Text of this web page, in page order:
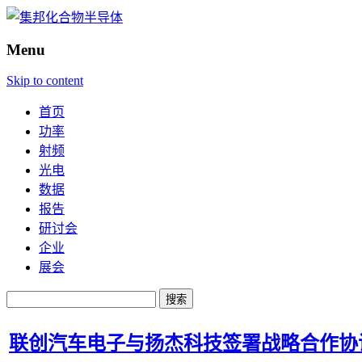
Menu
Skip to content
首页
功率
射频
光电
数据
报告
研讨会
企业
展会
联创汽车电子与扬杰科技签署战略合作协